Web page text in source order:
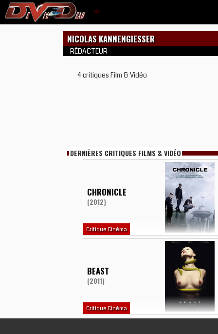
NICOLAS KANNENGIESSER
RÉDACTEUR
4 critiques Film & Vidéo
DERNIÈRES CRITIQUES FILMS & VIDÉO
CHRONICLE
(2012)
Critique Cinéma
BEAST
(2011)
Critique Cinéma